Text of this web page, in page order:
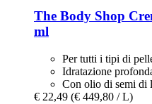
The Body Shop
ml
Per tutti i tipi di
Idratazione
Con olio di semi di
€ 22,49 (€ 449,80 / L)